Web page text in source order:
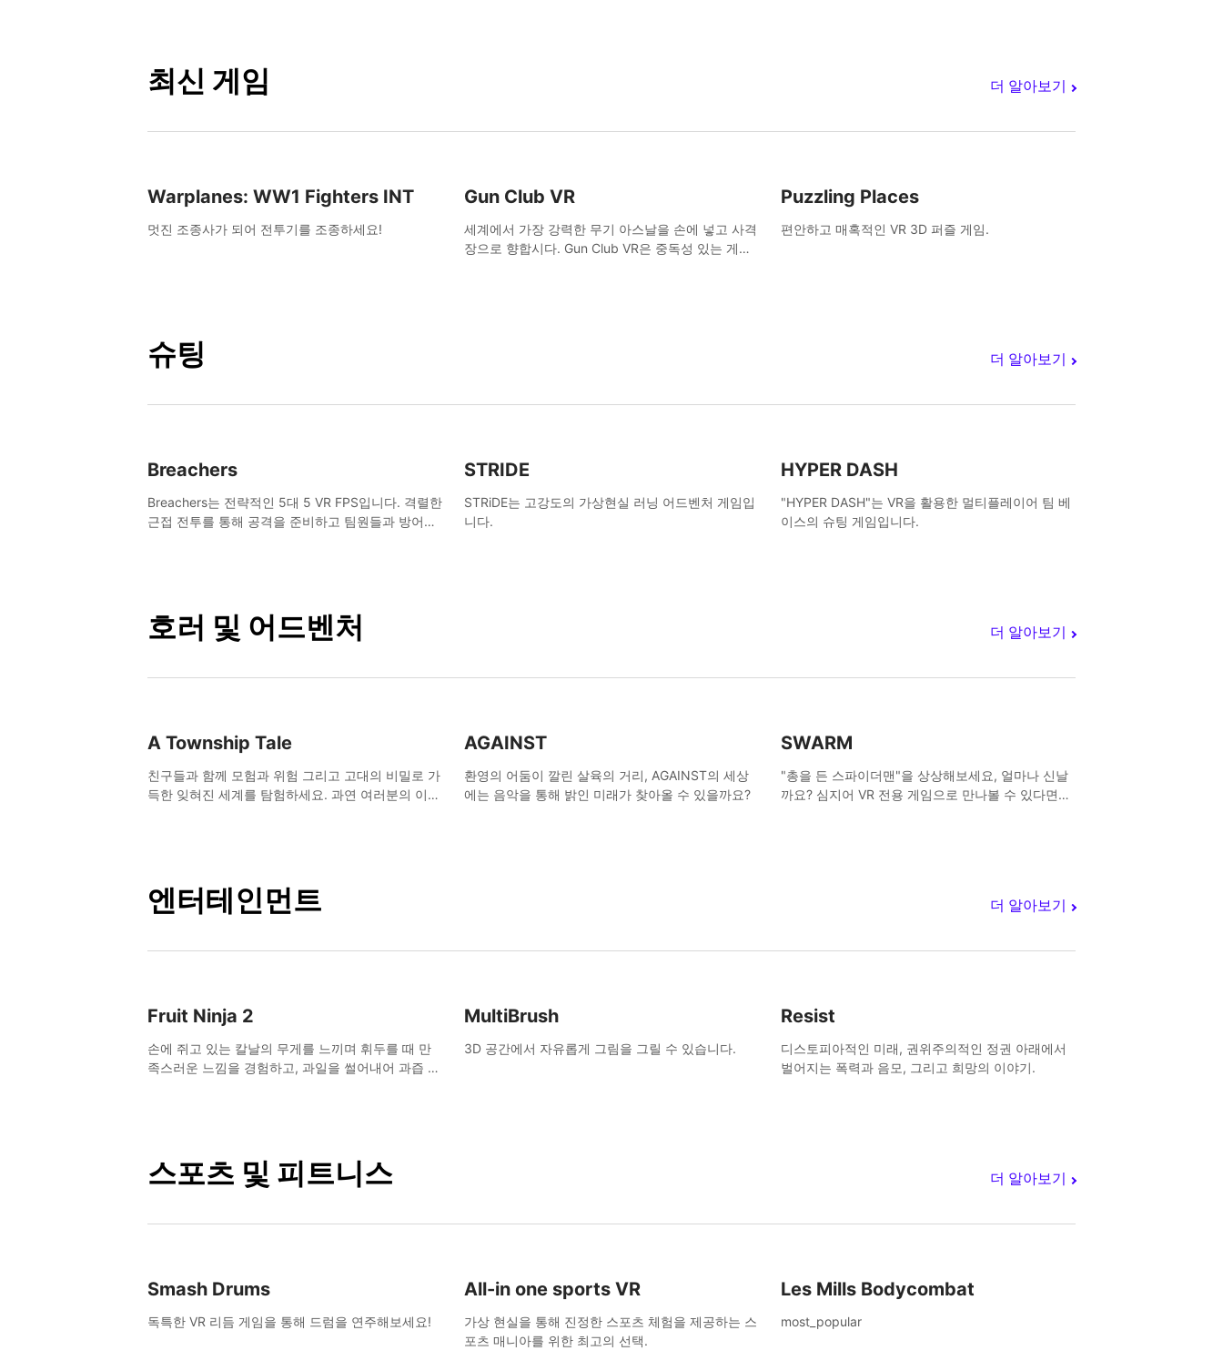
최신 게임 더 알아보기
Warplanes: WW1 Fighters INT
멋진 조종사가 되어 전투기를 조종하세요!
Gun Club VR
세계에서 가장 강력한 무기 아스날을 손에 넣고 사격
장으로 향합시다. Gun Club VR은 중독성 있는 게임
Puzzling Places
편안하고 매혹적인 VR 3D 퍼즐 게임.
슈팅 더 알아보기
Breachers
Breachers는 전략적인 5대 5 VR FPS입니다. 격렬한
근접 전투를 통해 공격을 준비하고 팀원들과 방어를
STRIDE
STRiDE는 고강도의 가상현실 러닝 어드벤처 게임입
니다.
HYPER DASH
"HYPER DASH"는 VR을 활용한 멀티플레이어 팀 베
이스의 슈팅 게임입니다.
호러 및 어드벤처 더 알아보기
A Township Tale
친구들과 함께 모험과 위험 그리고 고대의 비밀로 가
득한 잊혀진 세계를 탐험하세요. 과연 여러분의 이야
AGAINST
환영의 어둠이 깔린 살육의 거리, AGAINST의 세상
에는 음악을 통해 밝인 미래가 찾아올 수 있을까요?
SWARM
"총을 든 스파이더맨"을 상상해보세요, 얼마나 신날
까요? 심지어 VR 전용 게임으로 만나볼 수 있다면
엔터테인먼트 더 알아보기
Fruit Ninja 2
손에 쥐고 있는 칼날의 무게를 느끼며 휘두를 때 만
족스러운 느낌을 경험하고, 과일을 썰어내어 과즙 가
MultiBrush
3D 공간에서 자유롭게 그림을 그릴 수 있습니다.
Resist
디스토피아적인 미래, 권위주의적인 정권 아래에서
벌어지는 폭력과 음모, 그리고 희망의 이야기.
스포츠 및 피트니스 더 알아보기
Smash Drums
독특한 VR 리듬 게임을 통해 드럼을 연주해보세요!
All-in one sports VR
가상 현실을 통해 진정한 스포츠 체험을 제공하는 스
포츠 매니아를 위한 최고의 선택.
Les Mills Bodycombat
most_popular